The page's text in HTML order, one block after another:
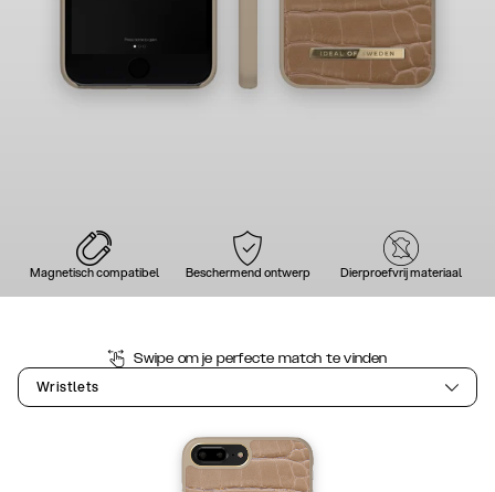
Magnetisch compatibel Beschermend ontwerp Dierproefvrij materiaal
Swipe om je perfecte match te vinden
Wristlets